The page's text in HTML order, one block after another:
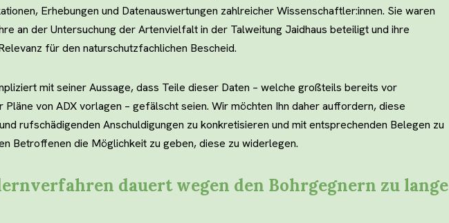
Erhebungen und Datenauswertungen zahlreicher Wissenschaftler:innen. Sie waren
an der Untersuchung der Artenvielfalt in der Talweitung Jaidhaus beteiligt und ihre
für den naturschutzfachlichen Bescheid.
mit seiner Aussage, dass Teile dieser Daten – welche großteils bereits vor
Pläne von ADX vorlagen – gefälscht seien. Wir möchten Ihn daher auffordern, diese
rufschädigenden Anschuldigungen zu konkretisieren und mit entsprechenden Belegen zu
Betroffenen die Möglichkeit zu geben, diese zu widerlegen.
dauert wegen den Bohrgegnern zu lange